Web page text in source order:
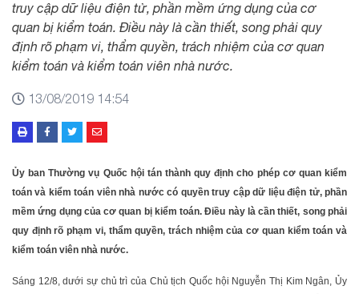
truy cập dữ liệu điện tử, phần mềm ứng dụng của cơ
quan bị kiểm toán. Điều này là cần thiết, song phải quy
định rõ phạm vi, thẩm quyền, trách nhiệm của cơ quan
kiểm toán và kiểm toán viên nhà nước.
13/08/2019 14:54
Ủy ban Thường vụ Quốc hội tán thành quy định cho phép cơ quan kiểm
toán và kiểm toán viên nhà nước có quyền truy cập dữ liệu điện tử, phần
mềm ứng dụng của cơ quan bị kiểm toán. Điều này là cần thiết, song phải
quy định rõ phạm vi, thẩm quyền, trách nhiệm của cơ quan kiểm toán và
kiểm toán viên nhà nước.
Sáng 12/8, dưới sự chủ trì của Chủ tịch Quốc hội Nguyễn Thị Kim Ngân, Ủy